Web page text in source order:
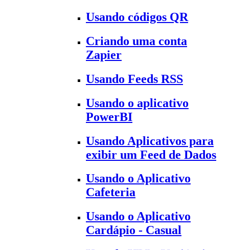
Usando códigos QR
Criando uma conta
Zapier
Usando Feeds RSS
Usando o aplicativo
PowerBI
Usando Aplicativos para
exibir um Feed de Dados
Usando o Aplicativo
Cafeteria
Usando o Aplicativo
Cardápio - Casual